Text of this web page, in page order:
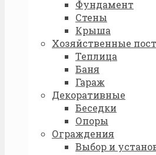
Фундамент
Стены
Крыша
Хозяйственные
Теплица
Баня
Гараж
Декоративные
Беседки
Опоры
Ограждения
Выбор и